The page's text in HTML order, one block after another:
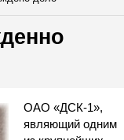
ОАО «ДСК-1»,
являющий одним